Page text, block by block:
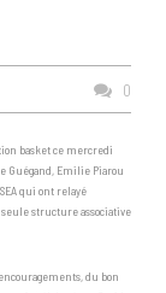
0
basket ce mercredi
Guégand, Emilie Piarou
qui ont relayé
seule structure associative
du bon